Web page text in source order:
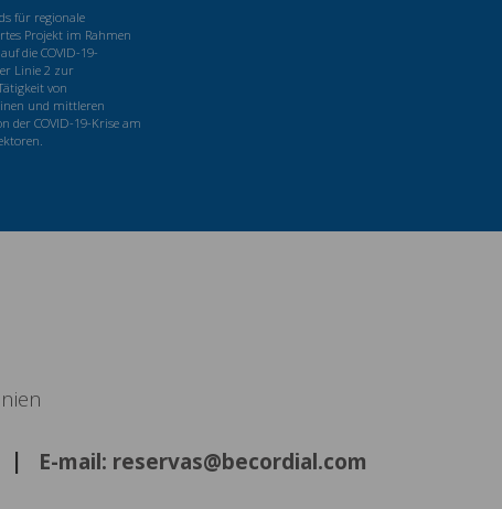
für regionale
Projekt im Rahmen
die COVID-19-
Linie 2 zur
von
und mittleren
der COVID-19-Krise am
E-mail: reservas@becordial.com